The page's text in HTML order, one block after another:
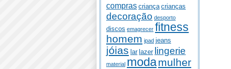
compras criança crianças
decoração desporto
discos emagrecer fitness
homem ipad jeans
jóias lar lazer lingerie
material modamulher